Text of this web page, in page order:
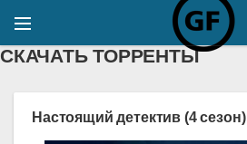
СКАЧАТЬ ТОРРЕНТЫ
Настоящий детектив (4 сезон)